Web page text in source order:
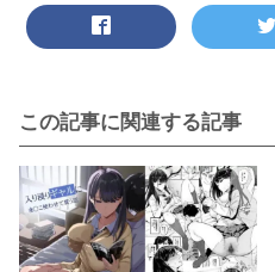
この記事に関連する記事